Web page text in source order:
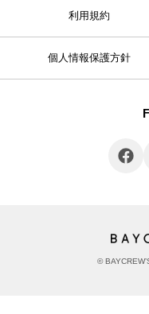
利用規約
個人情報保護方針
©